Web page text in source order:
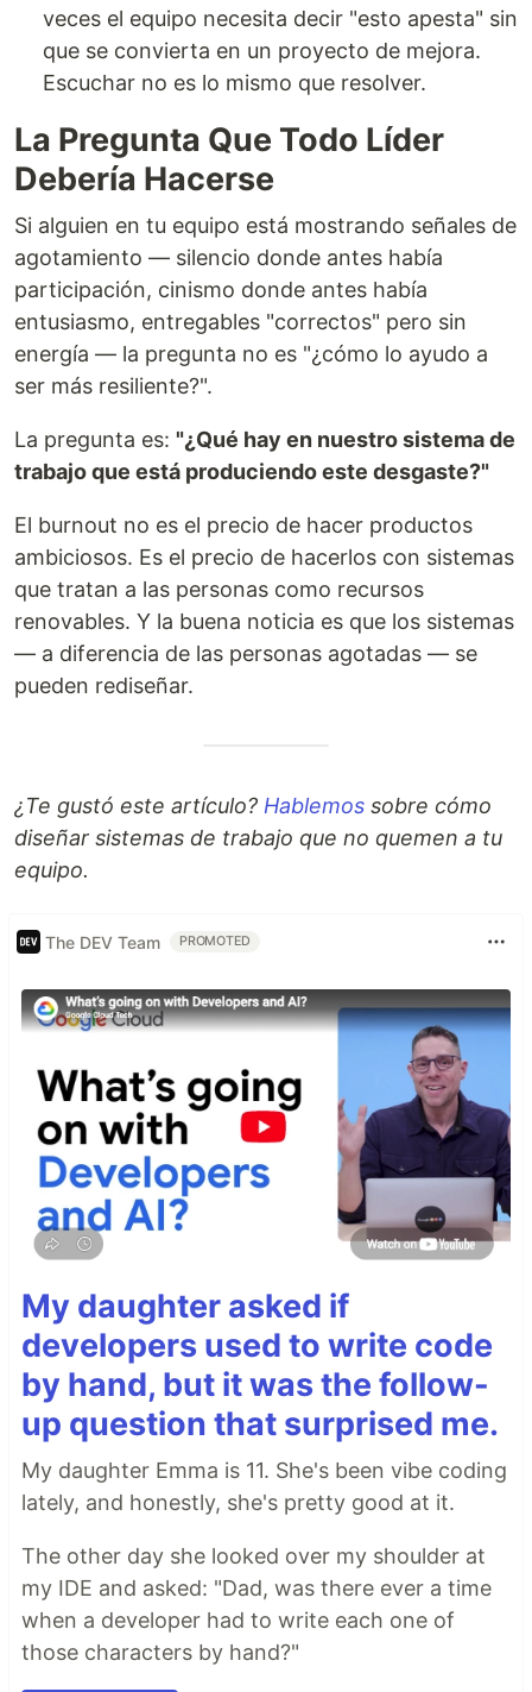
veces el equipo necesita decir "esto apesta" sin
que se convierta en un proyecto de mejora.
Escuchar no es lo mismo que resolver.
La Pregunta Que Todo Líder
Debería Hacerse
Si alguien en tu equipo está mostrando señales de
agotamiento — silencio donde antes había
participación, cinismo donde antes había
entusiasmo, entregables "correctos" pero sin
energía — la pregunta no es "¿cómo lo ayudo a
ser más resiliente?".
La pregunta es: "¿Qué hay en nuestro sistema de
trabajo que está produciendo este desgaste?"
El burnout no es el precio de hacer productos
ambiciosos. Es el precio de hacerlos con sistemas
que tratan a las personas como recursos
renovables. Y la buena noticia es que los sistemas
— a diferencia de las personas agotadas — se
pueden rediseñar.
¿Te gustó este artículo? Hablemos sobre cómo
diseñar sistemas de trabajo que no quemen a tu
equipo.
The DEV Team PROMOTED
My daughter asked if
developers used to write code
by hand, but it was the follow-
up question that surprised me.
My daughter Emma is 11. She's been vibe coding
lately, and honestly, she's pretty good at it.
The other day she looked over my shoulder at
my IDE and asked: "Dad, was there ever a time
when a developer had to write each one of
those characters by hand?"